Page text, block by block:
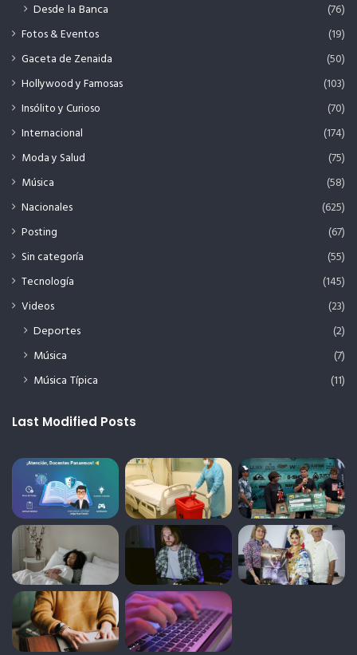
Desde la Banca (76)
Fotos & Eventos
(19)
Gaceta de Zenaida
(50)
Hollywood y Famosas
(103)
Insólito y Curioso
(70)
Internacional
(174)
Moda y Salud
(75)
Música
(58)
Nacionales
(625)
Posting
(67)
Sin categoría
(55)
Tecnología
(145)
Videos
(23)
Deportes
(2)
Música
(7)
Música Típica
(11)
Last Modified Posts